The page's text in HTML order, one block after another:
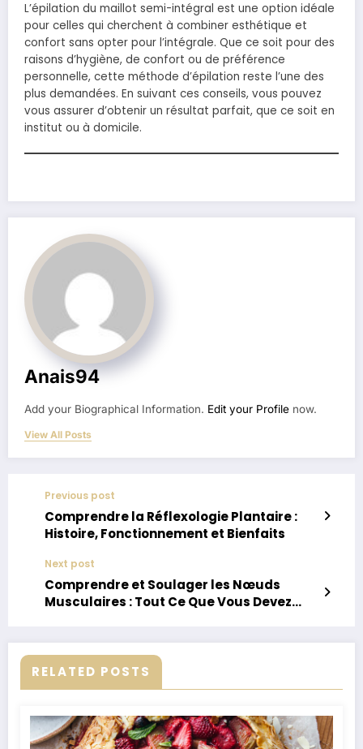
L’épilation du maillot semi-intégral est une option idéale
pour celles qui cherchent à combiner esthétique et
confort sans opter pour l’intégrale. Que ce soit pour des
raisons d’hygiène, de confort ou de préférence
personnelle, cette méthode d’épilation reste l’une des
plus demandées. En suivant ces conseils, vous pouvez
vous assurer d’obtenir un résultat parfait, que ce soit en
institut ou à domicile.
Anais94
Add your Biographical Information. Edit your Profile now.
View All Posts
Previous post
Comprendre la Réflexologie Plantaire :
Histoire, Fonctionnement et Bienfaits
Next post
Comprendre et Soulager les Nœuds
Musculaires : Tout Ce Que Vous Devez
RELATED POSTS